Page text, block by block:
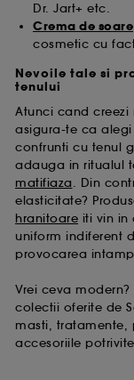
Dr. Jart+ etc.
Crema de soare
cosmetic cu
Nevoile tale si
tenului
Atunci cand creezi
asigura-te ca alegi
confrunti cu tenul
adauga in ritualul
matifiaza. Din
elasticitate?
hranitoare iti vin in
uniform indiferent
provocarea
Vrei ceva
colectii oferite de
masti, tratamente,
accesoriile